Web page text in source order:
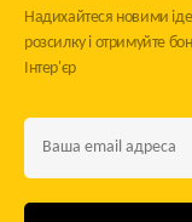
Надихайтеся новими
розсилку і отримуйте
Інтер'єр